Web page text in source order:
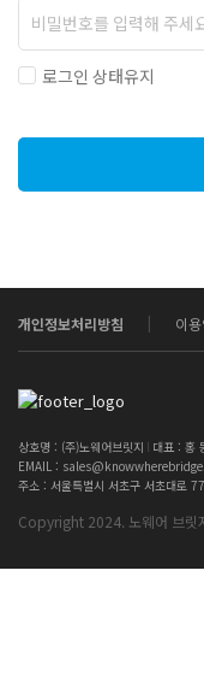
로그인 상태유지
개인정보처리방침 이
상호명 : (주)노웨어브릿지 l 대표 : 홍
EMAIL :
주소 : 서울특별시 서초구 서초대로
Copyright 2024. 노웨어 브릿